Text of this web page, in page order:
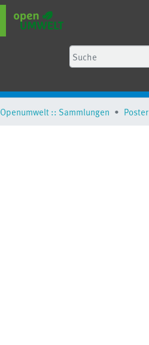
Openumwelt :: Sammlungen Poster